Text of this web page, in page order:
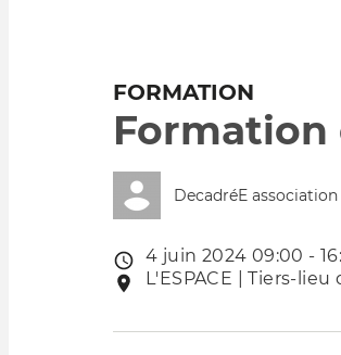
FORMATION
Formation
DecadréE association
Date
de
4 juin 2024 09:00 -
Lieu
L'ESPACE | Tiers-lieu